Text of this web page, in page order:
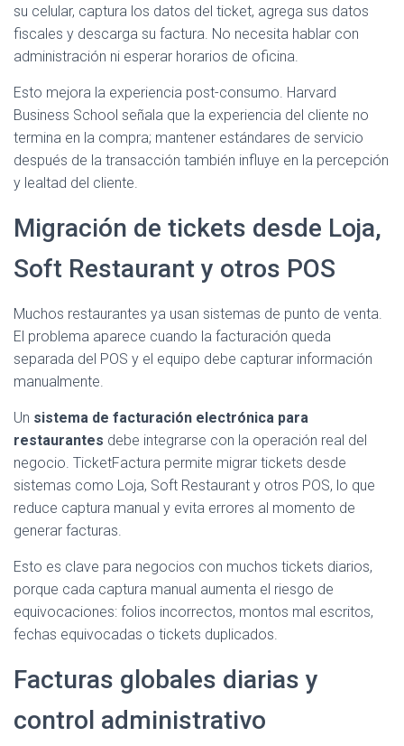
su celular, captura los datos del ticket, agrega sus datos
fiscales y descarga su factura. No necesita hablar con
administración ni esperar horarios de oficina.
Esto mejora la experiencia post-consumo. Harvard
Business School señala que la experiencia del cliente no
termina en la compra; mantener estándares de servicio
después de la transacción también influye en la percepción
y lealtad del cliente.
Migración de tickets desde Loja,
Soft Restaurant y otros POS
Muchos restaurantes ya usan sistemas de punto de venta.
El problema aparece cuando la facturación queda
separada del POS y el equipo debe capturar información
manualmente.
Un sistema de facturación electrónica para
restaurantes debe integrarse con la operación real del
negocio. TicketFactura permite migrar tickets desde
sistemas como Loja, Soft Restaurant y otros POS, lo que
reduce captura manual y evita errores al momento de
generar facturas.
Esto es clave para negocios con muchos tickets diarios,
porque cada captura manual aumenta el riesgo de
equivocaciones: folios incorrectos, montos mal escritos,
fechas equivocadas o tickets duplicados.
Facturas globales diarias y
control administrativo